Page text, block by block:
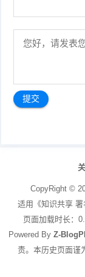
CopyRight ©
适用《知识共享
页面加载时长：
Powered ByZ-
责。本历史页面谨